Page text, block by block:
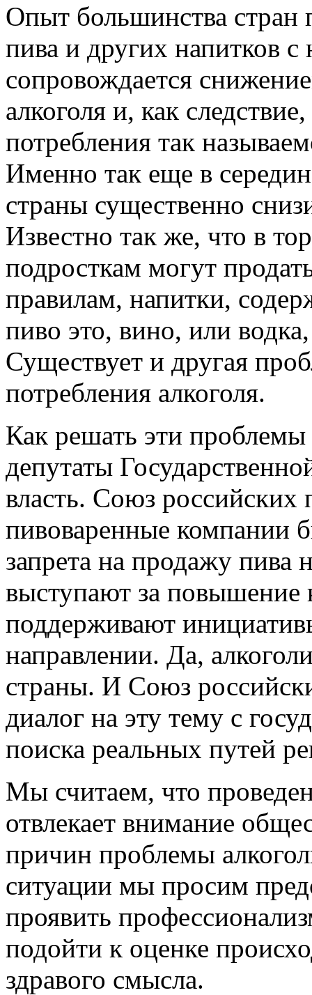
Опыт большинства стран
пива и других напитков
сопровождается
алкоголя и, как
потребления так
Именно так еще в
страны существенно
Известно так же, что в
подросткам могут
правилам, напитки,
пиво это, вино, или
Существует и другая
потребления алкоголя.
Как решать эти
депутаты
власть. Союз российских
пивоваренные компании
запрета на продажу пива
выступают за повышение
поддерживают
направлении. Да,
страны. И Союз
диалог на эту тему с
поиска реальных путей
Мы считаем, что
отвлекает внимание
причин проблемы
ситуации мы просим
проявить
подойти к оценке
здравого смысла.